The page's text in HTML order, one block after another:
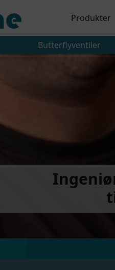
Produkter
Butterflyventiler